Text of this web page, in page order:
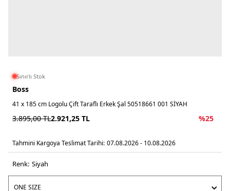
Sınırlı Stok
Boss
41 x 185 cm Logolu Çift Taraflı Erkek Şal 50518661 001 SİYAH
3.895,00TL2.921,25 TL %25
Tahmini Kargoya Teslimat Tarihi: 07.08.2026 - 10.08.2026
Renk: si̇yah